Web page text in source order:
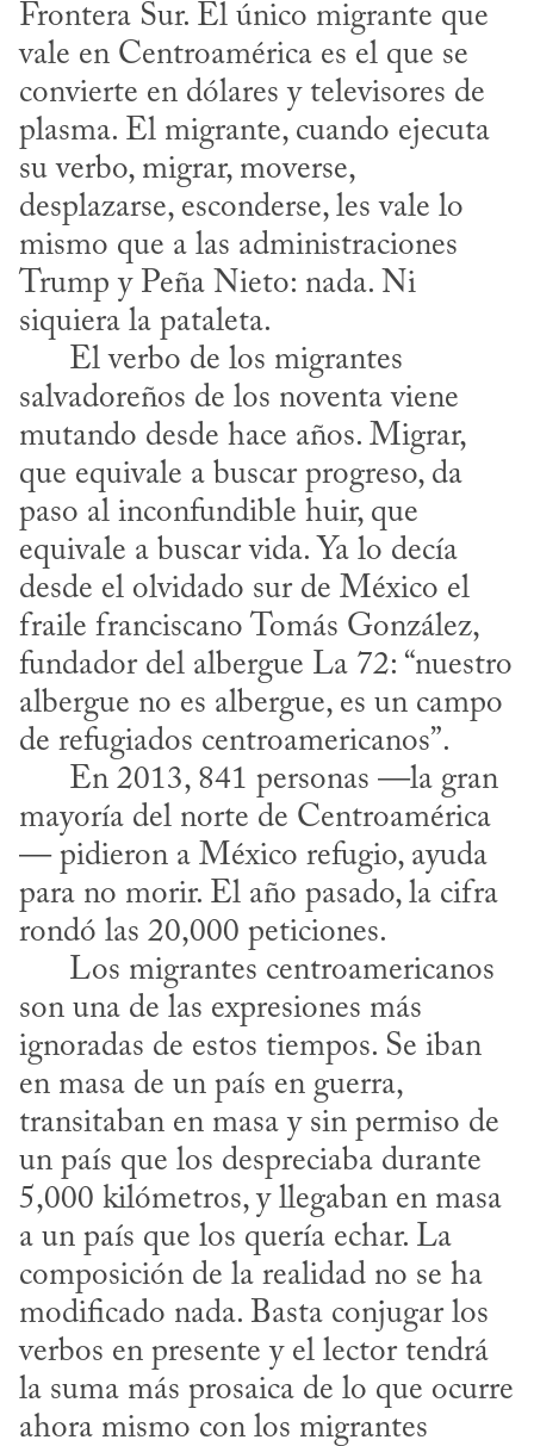
Frontera Sur. El único migrante que
vale en Centroamérica es el que se
convierte en dólares y televisores de
plasma. El migrante, cuando ejecuta
su verbo, migrar, moverse,
desplazarse, esconderse, les vale lo
mismo que a las administraciones
Trump y Peña Nieto: nada. Ni
siquiera la pataleta.
salvadoreños de los noventa viene
mutando desde hace años. Migrar,
que equivale a buscar progreso, da
paso al inconfundible huir, que
equivale a buscar vida. Ya lo decía
desde el olvidado sur de México el
fraile franciscano Tomás González,
fundador del albergue La 72: “nuestro
albergue no es albergue, es un campo
de refugiados centroamericanos”.
mayoría del norte de Centroamérica
— pidieron a México refugio, ayuda
para no morir. El año pasado, la cifra
rondó las 20,000 peticiones.
son una de las expresiones más
ignoradas de estos tiempos. Se iban
en masa de un país en guerra,
transitaban en masa y sin permiso de
un país que los despreciaba durante
5,000 kilómetros, y llegaban en masa
a un país que los quería echar. La
composición de la realidad no se ha
modificado nada. Basta conjugar los
verbos en presente y el lector tendrá
la suma más prosaica de lo que ocurre
ahora mismo con los migrantes